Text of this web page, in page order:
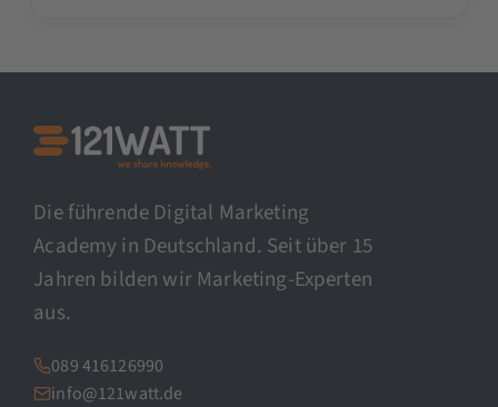
Die führende Digital Marketing
Academy in Deutschland. Seit über 15
Jahren bilden wir Marketing-Experten
aus.
089 416126990
info@121watt.de